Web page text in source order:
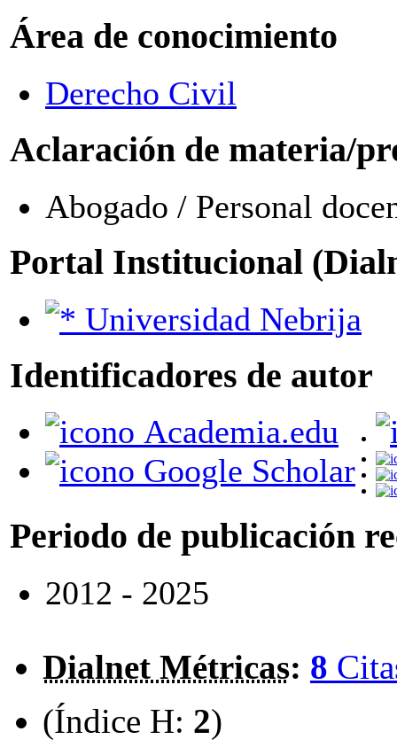
Área de conocimiento
Derecho Civil
Aclaración de materia/
Abogado / Personal
Portal Institucional
Universidad Nebrija
Identificadores de autor
Academia.edu
Google Scholar
Periodo de publicación
2012 - 2025
Dialnet Métricas: 8
(Índice H: 2)